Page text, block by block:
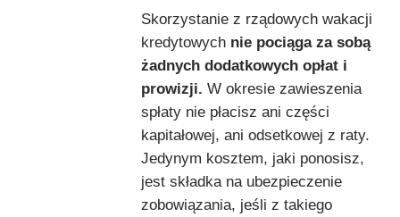
Skorzystanie z rządowych wakacji
kredytowych nie pociąga za sobą
żadnych dodatkowych opłat i
prowizji. W okresie zawieszenia
spłaty nie płacisz ani części
kapitałowej, ani odsetkowej z raty.
Jedynym kosztem, jaki ponosisz,
jest składka na ubezpieczenie
zobowiązania, jeśli z takiego